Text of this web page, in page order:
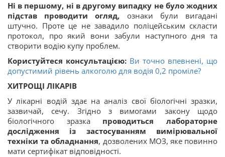
Ні в першому, ні в другому випадку не було жодних
підстав проводити огляд, ознаки були вигадані
штучно. Проте це не завадило поліцейським скласти
протокол, про який вони забули наступного дня та
створити водію купу проблем.
Користуйтеся консультацією: Ви точно впевнені, що
допустимий рівень алкоголю для водія 0,2 проміле?
ХИТРОЩІ ЛІКАРІВ
У лікарні водій здає на аналіз свої біологічні зразки,
зазвичай, сечу. Згідно з вимогами закону щодо
біологічного зразка проводиться лабораторне
дослідження із застосуванням вимірювальної
техніки та обладнання, дозволених МОЗ, яке повинно
мати сертифікат відповідності.